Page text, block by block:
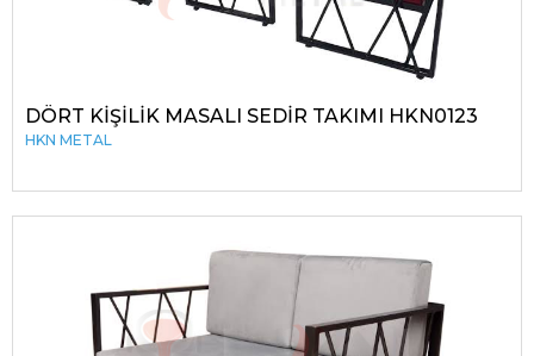
DÖRT KİŞİLİK MASALI SEDİR TAKIMI HKN0123
HKN METAL